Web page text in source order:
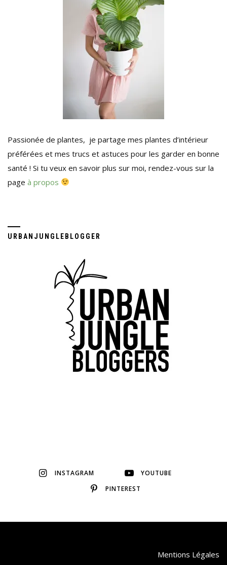
Passionée de plantes, je partage mes plantes d’intérieur
préférées et mes trucs et astuces pour les garder en bonne
santé ! Si tu veux en savoir plus sur moi, rendez-vous sur la
page à propos
URBANJUNGLEBLOGGER
INSTAGRAM
YOUTUBE
PINTEREST
Mentions Légales